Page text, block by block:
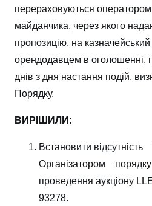
перераховуються оператором
майданчика, через якого
пропозицію, на
орендодавцем в оголошенні,
днів з дня настання подій,
Порядку.
ВИРІШИЛИ:
Встановити
Організатором порядку
проведення аукціону
93278.